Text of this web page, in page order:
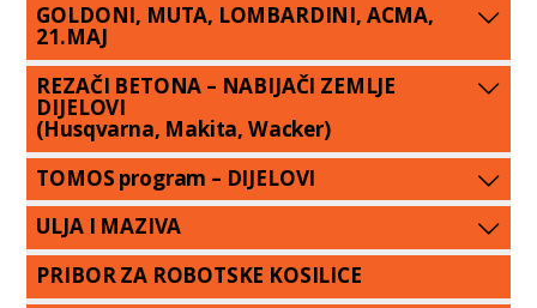
GOLDONI, MUTA, LOMBARDINI, ACMA,
21.MAJ
REZAČI BETONA – NABIJAČI ZEMLJE
DIJELOVI
(Husqvarna, Makita, Wacker)
TOMOS program – DIJELOVI
ULJA I MAZIVA
PRIBOR ZA ROBOTSKE KOSILICE